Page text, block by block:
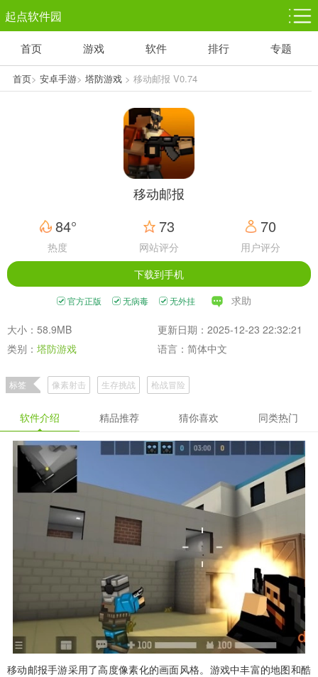
起点软件园
塔防游戏
1千+款游戏
休闲益智
1万+款游戏
体育竞技
5百+款游戏
赛车竞速
3百+款游戏
首页 游戏 软件 排行 专题
首页> 安卓手游> 塔防游戏> 移动邮报 V0.74
移动邮报
84°
热度
73
网站评分
70
用户评分
下载到手机
官方正版 无病毒 无外挂 求助
大小：58.9MB
更新日期：2025-12-23 22:32:21
类别： 塔防游戏 语言：简体中文
标签 像素射击 生存挑战 枪战冒险
软件介绍 精品推荐 猜你喜欢 同类热门
移动邮报手游采用了高度像素化的画面风格。游戏中丰富的地图和酷